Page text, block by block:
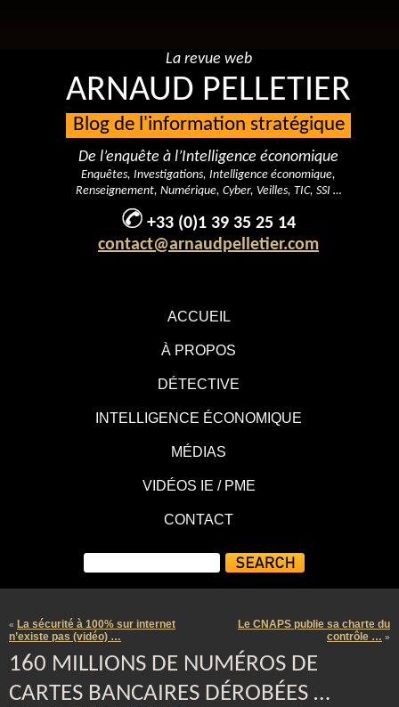
ACCUEIL
À PROPOS
DÉTECTIVE
INTELLIGENCE ÉCONOMIQUE
MÉDIAS
VIDÉOS IE / PME
CONTACT
La revue web
ARNAUD PELLETIER
Blog de l'information stratégique
De l’enquête à l’Intelligence économique
Enquêtes, Investigations, Intelligence économique,
Renseignement, Numérique, Cyber, Veilles, TIC, SSI …
+33 (0)1 39 35 25 14
contact@arnaudpelletier.com
« La sécurité à 100% sur internet
n’existe pas (vidéo) …
Le CNAPS publie sa charte du
contrôle … »
160 MILLIONS DE NUMÉROS DE
CARTES BANCAIRES DÉROBÉES …